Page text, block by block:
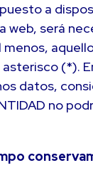
a
web, será
menos,
(*).
datos,
no